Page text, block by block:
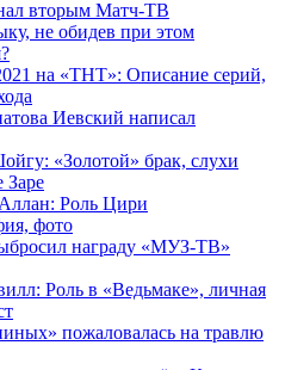
вторым Матч-ТВ
не обидев при этом
на «ТНТ»: Описание серий,
Иевский написал
«Золотой» брак, слухи
Заре
Роль Цири
фото
награду «МУЗ-ТВ»
Роль в «Ведьмаке», личная
пожаловалась на травлю